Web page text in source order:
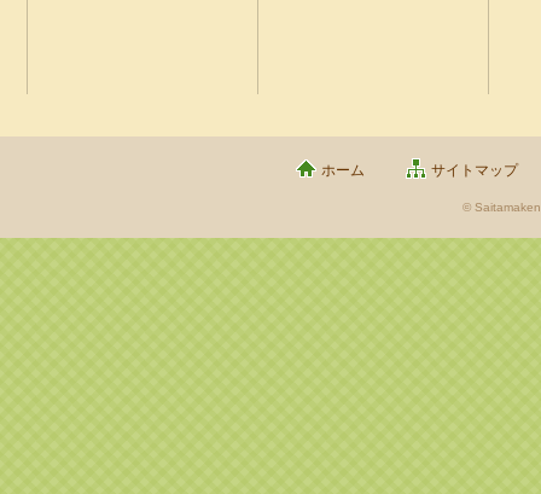
ホーム サイトマップ
©